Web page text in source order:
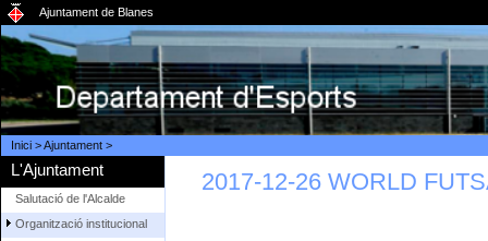
Ajuntament de Blanes
Inici>Ajuntament>
L'Ajuntament
Salutació de l'Alcalde
Organització institucional
2017-12-26 WORLD